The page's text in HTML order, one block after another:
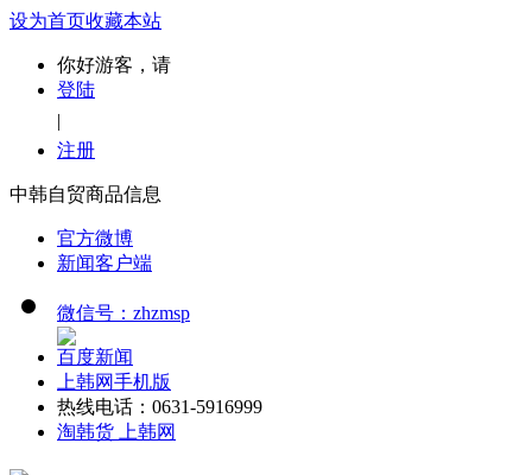
设为首页收藏本站
你好游客，请
登陆
|
注册
中韩自贸商品信息
官方微博
新闻客户端
微信号：zhzmsp
百度新闻
上韩网手机版
热线电话：0631-5916999
淘韩货 上韩网